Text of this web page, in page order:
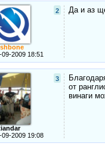
2
09-2009 18:51
Да и аз
3
09-2009 19:08
от
винаги